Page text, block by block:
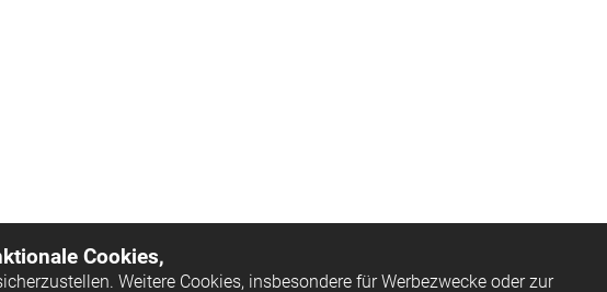
Cookies,
Weitere Cookies, insbesondere für Werbezwecke oder zur